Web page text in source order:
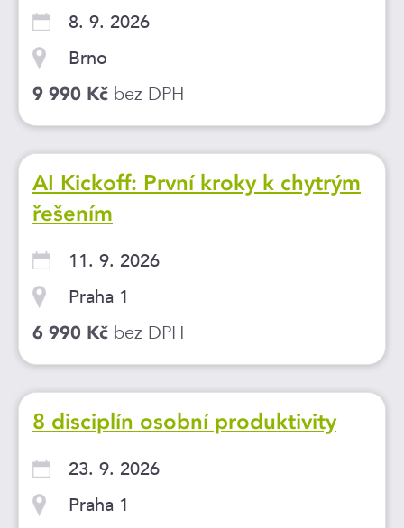
8. 9. 2026
Brno
9 990 Kč bez DPH
AI Kickoff: První kroky k chytrým
řešením
11. 9. 2026
Praha 1
6 990 Kč bez DPH
8 disciplín osobní produktivity
23. 9. 2026
Praha 1